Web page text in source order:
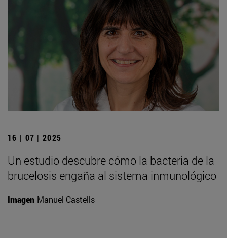
16 | 07 | 2025
Un estudio descubre cómo la bacteria de la
brucelosis engaña al sistema inmunológico
Imagen Manuel Castells